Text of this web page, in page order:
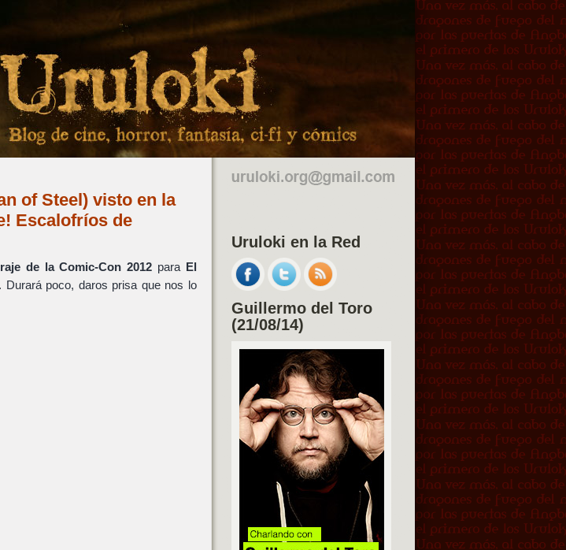
of Steel) visto en la
Escalofríos de
de la Comic-Con 2012 para El
. Durará poco, daros prisa que nos lo
Uruloki en la Red
Guillermo del Toro
(21/08/14)